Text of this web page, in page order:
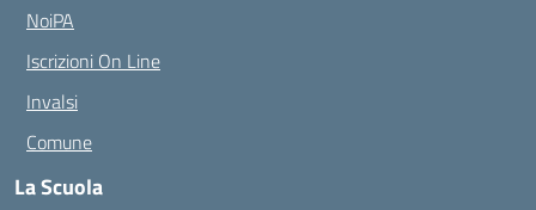
NoiPA
Iscrizioni On Line
Invalsi
Comune
La Scuola